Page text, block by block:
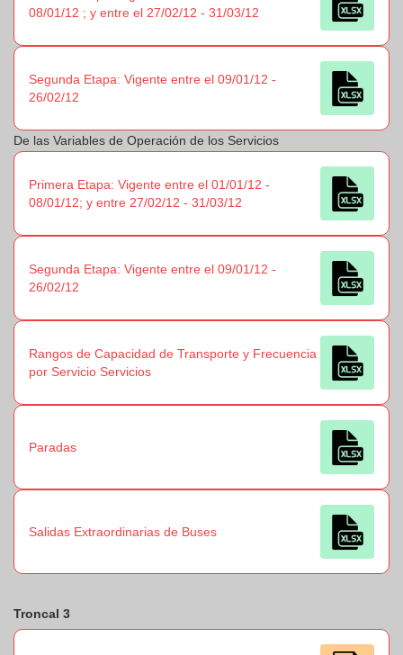
08/01/12 ; y entre el 27/02/12 - 31/03/12
Segunda Etapa: Vigente entre el 09/01/12 -
26/02/12
De las Variables de Operación de los Servicios
Primera Etapa: Vigente entre el 01/01/12 -
08/01/12; y entre 27/02/12 - 31/03/12
Segunda Etapa: Vigente entre el 09/01/12 -
26/02/12
Rangos de Capacidad de Transporte y Frecuencia
por Servicio Servicios
Paradas
Salidas Extraordinarias de Buses
Troncal 3